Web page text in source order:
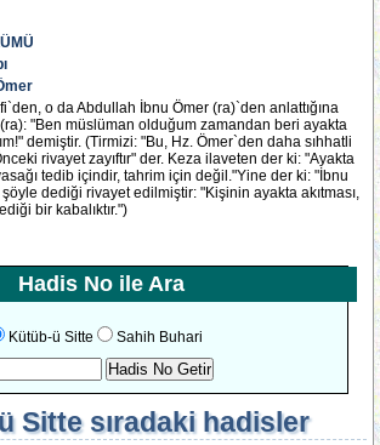
o da Abdullah İbnu Ömer (ra)`den anlattığına
"Ben müslüman olduğum zamandan beri ayakta
demiştir. (Tirmizi: "Bu, Hz. Ömer`den daha sıhhatli
rivayet zayıftır" der. Keza ilaveten der ki: "Ayakta
tedib içindir, tahrim için değil."Yine der ki: "İbnu
dediği rivayet edilmiştir: "Kişinin ayakta akıtması,
bir kabalıktır.")
Hadis No ile Ara
Kütüb-ü Sitte Sahih Buhari
Sittesıradaki hadisler